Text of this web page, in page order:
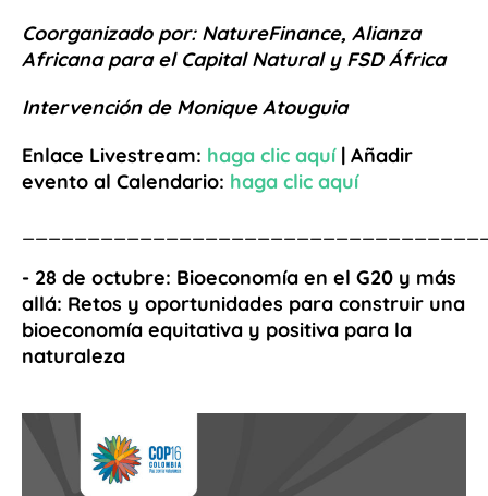
Coorganizado por: NatureFinance, Alianza
Africana para el Capital Natural y FSD África
Intervención de Monique Atouguia
Enlace Livestream: haga clic aquí| Añadir
evento al Calendario: haga clic aquí
- 28 de octubre: Bioeconomía en el G20 y más
allá: Retos y oportunidades para construir una
bioeconomía equitativa y positiva para la
naturaleza